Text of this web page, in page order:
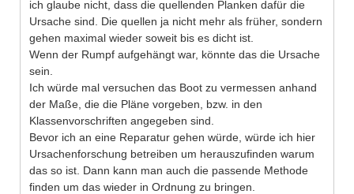
ich glaube nicht, dass die quellenden Planken dafür die
Ursache sind. Die quellen ja nicht mehr als früher, sondern
gehen maximal wieder soweit bis es dicht ist.
Wenn der Rumpf aufgehängt war, könnte das die Ursache
sein.
Ich würde mal versuchen das Boot zu vermessen anhand
der Maße, die die Pläne vorgeben, bzw. in den
Klassenvorschriften angegeben sind.
Bevor ich an eine Reparatur gehen würde, würde ich hier
Ursachenforschung betreiben um herauszufinden warum
das so ist. Dann kann man auch die passende Methode
finden um das wieder in Ordnung zu bringen.